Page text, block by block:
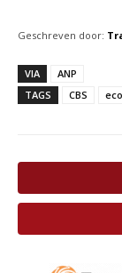
Geschreven door:
VIA
ANP
TAGS
CBS